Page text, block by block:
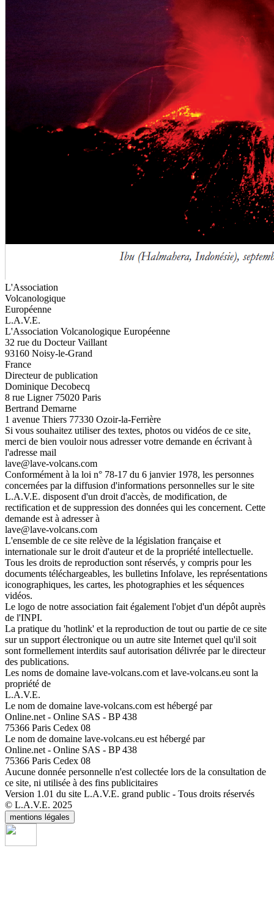
L'Association
Volcanologique
Européenne
L.A.V.E.
L'Association Volcanologique Européenne
32 rue du Docteur Vaillant
93160 Noisy-le-Grand
France
Directeur de publication
Dominique Decobecq
8 rue Ligner 75020 Paris
Bertrand Demarne
1 avenue Thiers 77330 Ozoir-la-Ferrière
Si vous souhaitez utiliser des textes, photos ou vidéos de ce site,
merci de bien vouloir nous adresser votre demande en écrivant à
l'adresse mail
lave@lave-volcans.com
Conformément à la loi n° 78-17 du 6 janvier 1978, les personnes
concernées par la diffusion d'informations personnelles sur le site
L.A.V.E. disposent d'un droit d'accès, de modification, de
rectification et de suppression des données qui les concernent. Cette
demande est à adresser à
lave@lave-volcans.com
L'ensemble de ce site relève de la législation française et
internationale sur le droit d'auteur et de la propriété intellectuelle.
Tous les droits de reproduction sont réservés, y compris pour les
documents téléchargeables, les bulletins Infolave, les représentations
iconographiques, les cartes, les photographies et les séquences
vidéos.
Le logo de notre association fait également l'objet d'un dépôt auprès
de l'INPI.
La pratique du 'hotlink' et la reproduction de tout ou partie de ce site
sur un support électronique ou un autre site Internet quel qu'il soit
sont formellement interdits sauf autorisation délivrée par le directeur
des publications.
Les noms de domaine lave-volcans.com et lave-volcans.eu sont la
propriété de
L.A.V.E.
Le nom de domaine lave-volcans.com est hébergé par
Online.net - Online SAS - BP 438
75366 Paris Cedex 08
Le nom de domaine lave-volcans.eu est hébergé par
Online.net - Online SAS - BP 438
75366 Paris Cedex 08
Aucune donnée personnelle n'est collectée lors de la consultation de
ce site, ni utilisée à des fins publicitaires
Version 1.01 du site L.A.V.E. grand public - Tous droits réservés
© L.A.V.E. 2025
mentions légales